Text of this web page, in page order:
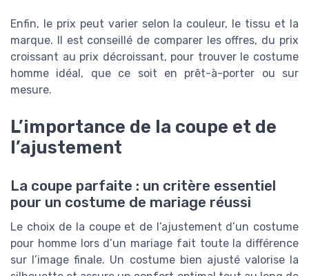
Enfin, le prix peut varier selon la couleur, le tissu et la
marque. Il est conseillé de comparer les offres, du prix
croissant au prix décroissant, pour trouver le costume
homme idéal, que ce soit en prêt-à-porter ou sur
mesure.
L’importance de la coupe et de
l’ajustement
La coupe parfaite : un critère essentiel
pour un costume de mariage réussi
Le choix de la coupe et de l’ajustement d’un costume
pour homme lors d’un mariage fait toute la différence
sur l’image finale. Un costume bien ajusté valorise la